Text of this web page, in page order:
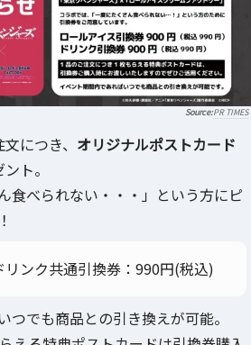
PR TIMES
につき、 オリジナルポストカード
ト。
食べられない・・・」という方にピ
リンク共通引換券：990円(税込)
つでも商品との引き換えが可能。